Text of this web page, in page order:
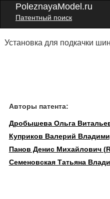
PoleznayaModel.ru
Патентный поиск
Установка для подкачки
Авторы патента:
Дробышева Ольга
Куприков Валерий
Панов Денис Михайлович
Семеновская Татьяна